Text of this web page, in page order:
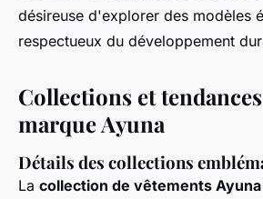
désireuse d'explorer des modèles
respectueux du développement
Collections et
marque Ayuna
Détails des collections
La collection de vêtements Ayuna